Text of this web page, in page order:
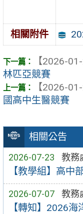
相關公告
2026-07-23 教務
【教學組】高中
2026-07-07 教務
【轉知】2026
相關附件
【2026-01-
林匹亞競賽
【2026-01-
國高中生醫競賽